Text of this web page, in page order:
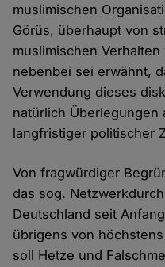
muslimischen
Görüs, überhaupt von
muslimischen
nebenbei sei erwähnt,
Verwendung dieses
natürlich Überlegungen
langfristiger politischer
Von fragwürdiger
das sog.
Deutschland seit
übrigens von
soll Hetze und